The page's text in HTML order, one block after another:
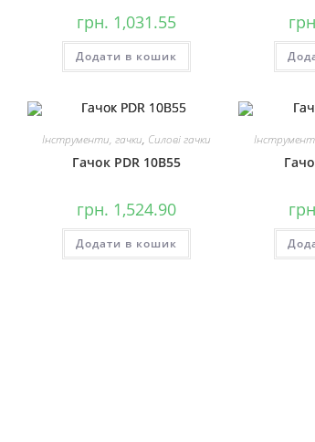
грн. 1,031.55
Додати в кошик
Інструменти, гачки, Силові гачки
Гачок PDR 10B55
грн. 1,524.90
Додати в кошик